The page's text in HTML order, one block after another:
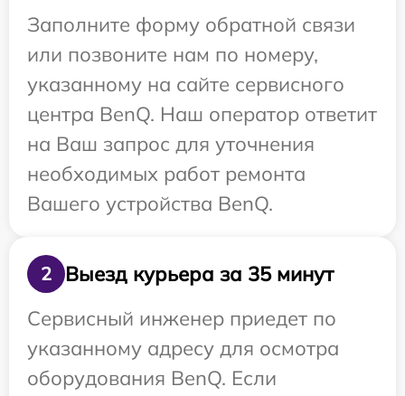
Заполните форму обратной связи
или позвоните нам по номеру,
указанному на сайте сервисного
центра BenQ. Наш оператор ответит
на Ваш запрос для уточнения
необходимых работ ремонта
Вашего устройства BenQ.
2
Выезд курьера за 35 минут
Сервисный инженер приедет по
указанному адресу для осмотра
оборудования BenQ. Если